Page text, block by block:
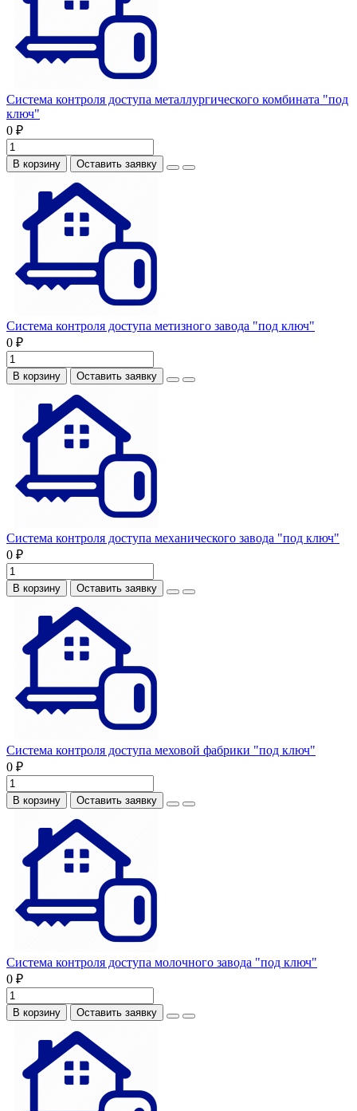
Система контроля доступа металлургического комбината "под
ключ"
0 ₽
В корзину Оставить заявку
Система контроля доступа метизного завода "под ключ"
0 ₽
В корзину Оставить заявку
Система контроля доступа механического завода "под ключ"
0 ₽
В корзину Оставить заявку
Система контроля доступа меховой фабрики "под ключ"
0 ₽
В корзину Оставить заявку
Система контроля доступа молочного завода "под ключ"
0 ₽
В корзину Оставить заявку